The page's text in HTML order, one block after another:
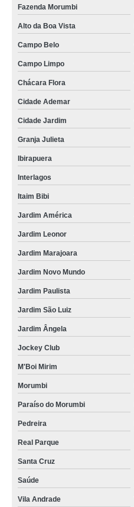
Fazenda Morumbi
Alto da Boa Vista
Campo Belo
Campo Limpo
Chácara Flora
Cidade Ademar
Cidade Jardim
Granja Julieta
Ibirapuera
Interlagos
Itaim Bibi
Jardim América
Jardim Leonor
Jardim Marajoara
Jardim Novo Mundo
Jardim Paulista
Jardim São Luiz
Jardim Ângela
Jockey Club
M'Boi Mirim
Morumbi
Paraíso do Morumbi
Pedreira
Real Parque
Santa Cruz
Saúde
Vila Andrade